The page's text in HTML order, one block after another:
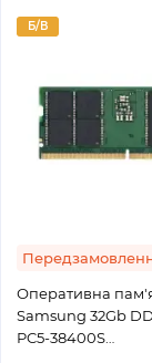
Б/В
Оперативна
Samsung 32Gb
PC5-38400S